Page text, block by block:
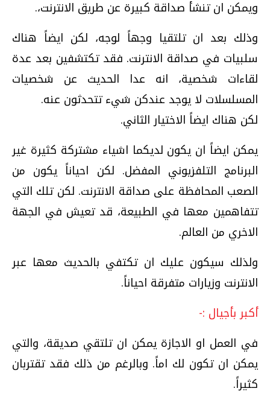
ويمكن ان تنشأ صداقة كبيرة عن طريق الانترنت،.
وذلك بعد ان تلتقيا وجهاً لوجه، لكن ايضاً هناك
سلبيات في صداقة الانترنت. فقد تكتشفين بعد عدة
لقاءات شخصية، انه عدا الحديث عن شخصيات
المسلسلات لا يوجد عندكن شيء تتحدثون عنه.
لكن هناك ايضاً الاختيار الثاني.
يمكن ايضاً ان يكون لديكما اشياء مشتركة كثيرة غير
البرنامج التلفزيوني المفضل. لكن احياناً يكون من
الصعب المحافظة على صداقة الانترنت. لكن تلك التي
تتفاهمين معها في الطبيعة، قد تعيش في الجهة
الاخري من العالم.
ولذلك سيكون عليك ان تكتفي بالحديث معها عبر
الانترنت وزيارات متفرقة احياناً.
أكبر بأجيال :-
في العمل او الاجازة يمكن ان تلتقي صديقة، والتي
يمكن ان تكون لك اماً. وبالرغم من ذلك فقد تقتربان
كثيراً.